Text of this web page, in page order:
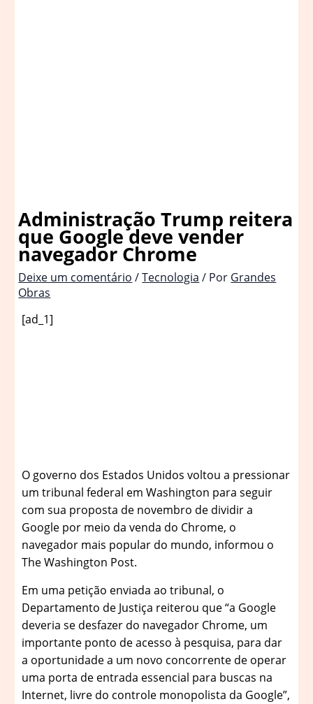
Administração Trump reitera
que Google deve vender
navegador Chrome
Deixe um comentário /Tecnologia / Por Grandes
Obras
[ad_1]
O governo dos Estados Unidos voltou a pressionar
um tribunal federal em Washington para seguir
com sua proposta de novembro de dividir a
Google por meio da venda do Chrome, o
navegador mais popular do mundo, informou o
The Washington Post.
Em uma petição enviada ao tribunal, o
Departamento de Justiça reiterou que “a Google
deveria se desfazer do navegador Chrome, um
importante ponto de acesso à pesquisa, para dar
a oportunidade a um novo concorrente de operar
uma porta de entrada essencial para buscas na
Internet, livre do controle monopolista da Google”,